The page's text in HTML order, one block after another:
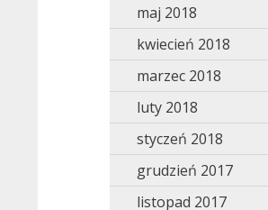
maj 2018
kwiecień 2018
marzec 2018
luty 2018
styczeń 2018
grudzień 2017
listopad 2017